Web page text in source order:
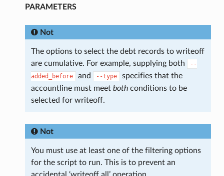
PARAMETERS
Not
The options to select the debt records to writeoff
are cumulative. For example, supplying both
--
added_before
and --type
specifies that the
accountline must meet bothconditions to be
selected for writeoff.
Not
You must use at least one of the filtering options
for the script to run. This is to prevent an